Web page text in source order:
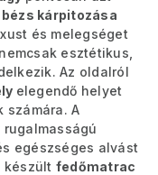
bézs kárpitozása
és melegséget
esztétikus,
Az oldalról
elegendő helyet
számára. A
egészséges alvást
készült fedőmatrac